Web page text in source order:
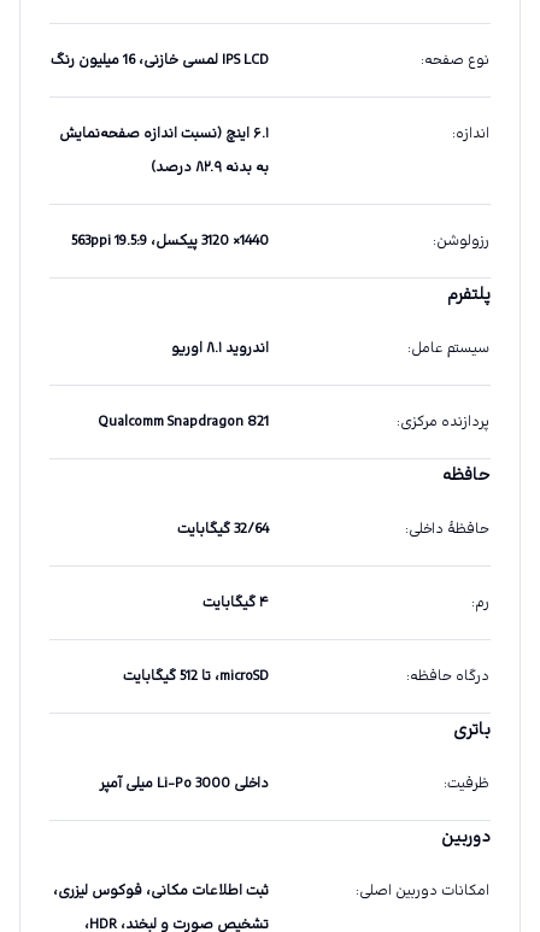
نوع صفحه: IPS LCD لمسی خازنی، 16 میلیون رنگ
اندازه:
۶.۱ اینچ (نسبت اندازه صفحه‌نمایش
به بدنه ۸۲.۹ درصد)
رزولوشن: 1440× 3120 پیکسل، 19.5:9 563ppi
پلتفرم
سیستم عامل: اندروید ۸.۱ اوریو
پردازنده مرکزی:
Qualcomm Snapdragon 821
حافظه
حافظهٔ داخلی: 32/64 گیگابایت
رم: ۴ گیگابایت
درگاه حافظه: microSD، تا 512 گیگابایت
باتری
ظرفیت: داخلی Li-Po 3000 میلی آمپر
دوربین
امکانات دوربین اصلی:
ثبت اطلاعات مکانی، فوکوس لیزری،
تشخیص صورت و لبخند، HDR،